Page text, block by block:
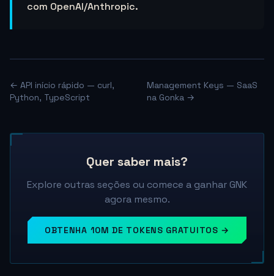
com OpenAI/Anthropic.
← API início rápido — curl,
Python, TypeScript
Management Keys — SaaS
na Gonka →
Quer saber mais?
Explore outras seções ou comece a ganhar GNK
agora mesmo.
OBTENHA 10M DE TOKENS GRATUITOS →